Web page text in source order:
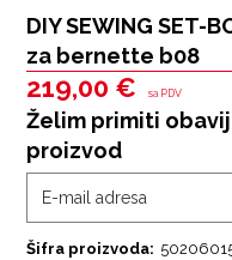
DIY SEWING SET-
za bernette b08
219,00 € sa PDV
Želim primiti
proizvod
Šifra proizvoda: